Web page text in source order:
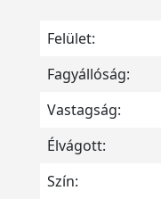
Felület:
Fagyállóság:
Vastagság:
Élvágott:
Szín: